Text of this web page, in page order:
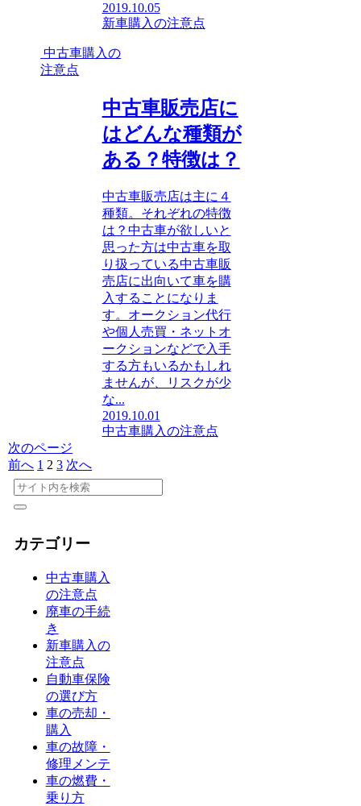
2019.10.05
新車購入の注意点
中古車購入の
注意点
中古車販売店に
はどんな種類が
ある？特徴は？
中古車販売店は主に４
種類。それぞれの特徴
は？中古車が欲しいと
思った方は中古車を取
り扱っている中古車販
売店に出向いて車を購
入することになりま
す。オークション代行
や個人売買・ネットオ
ークションなどで入手
する方もいるかもしれ
ませんが、リスクが少
な...
2019.10.01
中古車購入の注意点
次のページ
前へ 1 2 3 次へ
カテゴリー
中古車購入
の注意点
廃車の手続
き
新車購入の
注意点
自動車保険
の選び方
車の売却・
購入
車の故障・
修理メンテ
車の燃費・
乗り方